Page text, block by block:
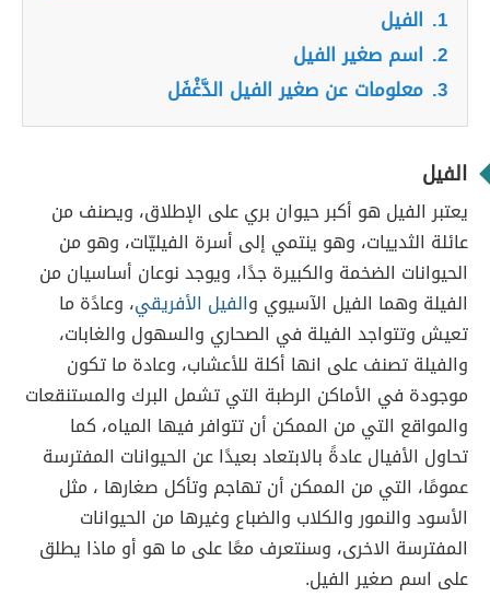
1. الفيل
2. اسم صغير الفيل
3. معلومات عن صغير الفيل الدَّغْفَل
الفيل
يعتبر الفيل هو أكبر حيوان بري على الإطلاق، ويصنف من
عائلة الثدييات، وهو ينتمي إلى أسرة الفيليّات، وهو من
الحيوانات الضخمة والكبيرة جدًا، ويوجد نوعان أساسيان من
الفيلة وهما الفيل الآسيوي والفيل الأفريقي، وعادًة ما
تعيش وتتواجد الفيلة في الصحاري والسهول والغابات،
والفيلة تصنف على انها أكلة للأعشاب، وعادة ما تكون
موجودة في الأماكن الرطبة التي تشمل البرك والمستنقعات
والمواقع التي من الممكن أن تتوافر فيها المياه، كما
تحاول الأفيال عادةً بالابتعاد بعيدًا عن الحيوانات المفترسة
عمومًا، التي من الممكن أن تهاجم وتأكل صغارها ، مثل
الأسود والنمور والكلاب والضباع وغيرها من الحيوانات
المفترسة الاخرى، وسنتعرف معًا على ما هو أو ماذا يطلق
على اسم صغير الفيل.